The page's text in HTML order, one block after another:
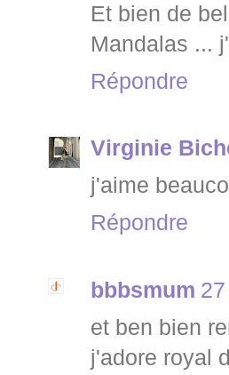
Et bien de
Mandalas ...
Répondre
Virginie
j'aime
Répondre
bbbsmum
et ben bien
j'adore royal